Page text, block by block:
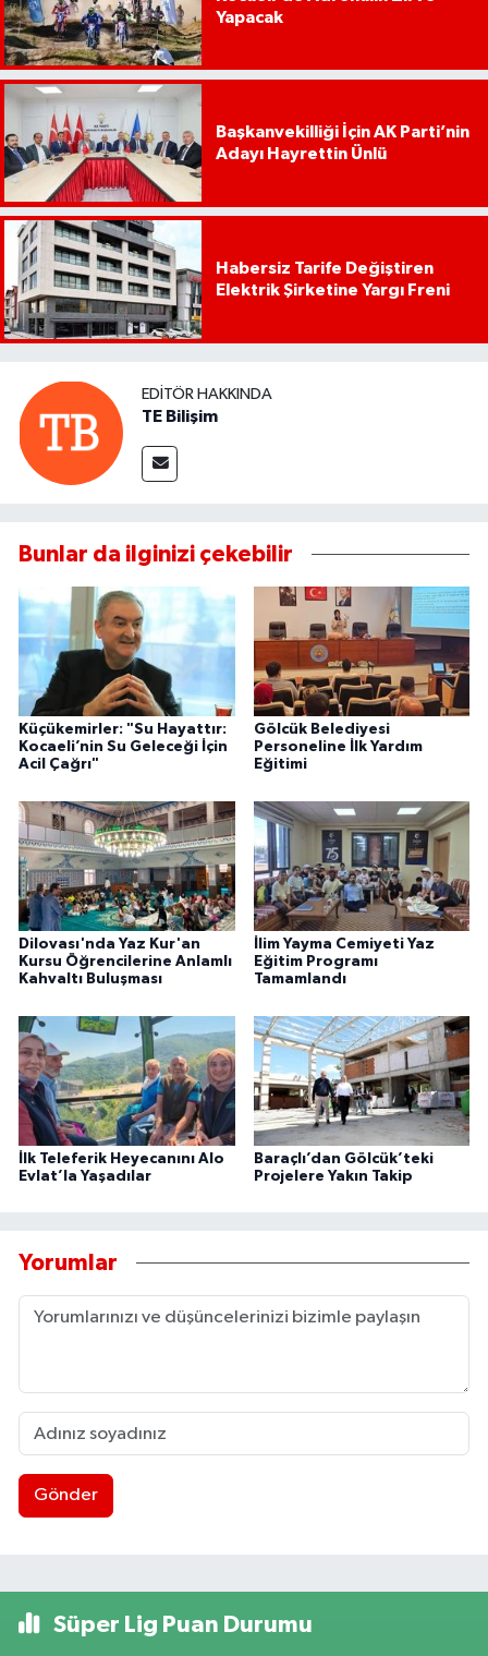
Yapacak
Başkanvekilliği İçin AK Parti’nin
Adayı Hayrettin Ünlü
Habersiz Tarife Değiştiren
Elektrik Şirketine Yargı Freni
EDITÖR HAKKINDA
TE Bilişim
Bunlar da ilginizi çekebilir
Küçükemirler: "Su Hayattır:
Kocaeli’nin Su Geleceği İçin
Acil Çağrı"
Gölcük Belediyesi
Personeline İlk Yardım
Eğitimi
Dilovası'nda Yaz Kur'an
Kursu Öğrencilerine Anlamlı
Kahvaltı Buluşması
İlim Yayma Cemiyeti Yaz
Eğitim Programı
Tamamlandı
İlk Teleferik Heyecanını Alo
Evlat’la Yaşadılar
Baraçlı’dan Gölcük’teki
Projelere Yakın Takip
Yorumlar
Gönder
Süper Lig Puan Durumu